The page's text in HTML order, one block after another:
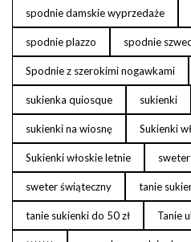
spodnie damskie wyprzedaże
spodnie plazzo spodnie
Spodnie z szerokimi nogawkami
sukienka quiosque sukienki
sukienki na wiosnę Sukienki
Sukienki włoskie letnie
sweter świąteczny tanie
tanie sukienki do 50 zł Tanie